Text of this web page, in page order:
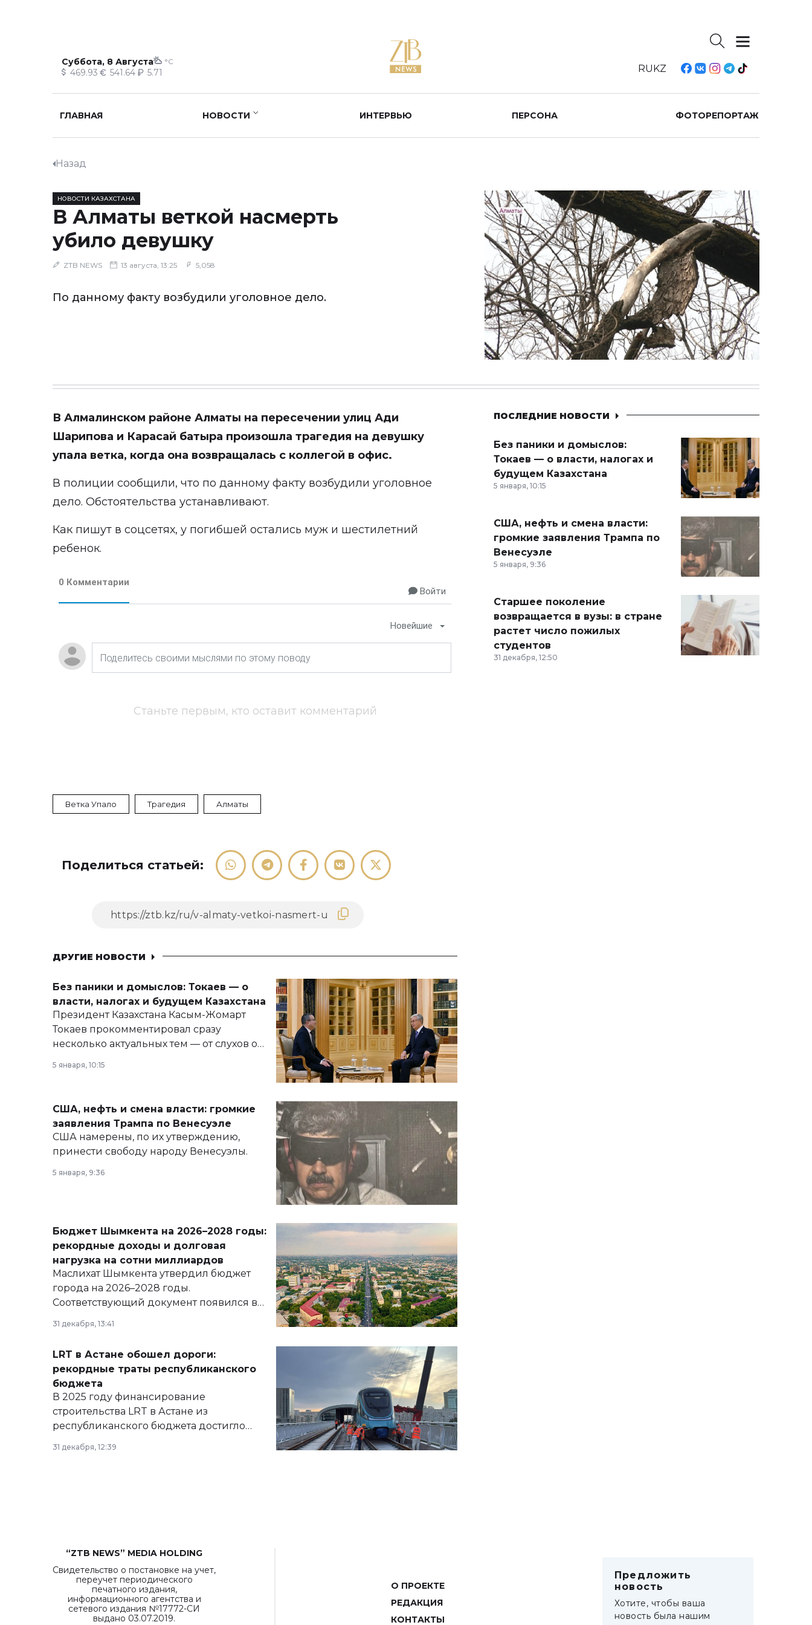
Суббота, 8 Августа °C
469.93 541.64 5.71 RUKZ
ГЛАВНАЯ НОВОСТИ ИНТЕРВЬЮ ПЕРСОНА ФОТОРЕПОРТАЖ
Назад
НОВОСТИ КАЗАХСТАНА
В Алматы веткой насмерть
убило девушку
ZTB NEWS 13 августа, 13:25 5,058
По данному факту возбудили уголовное дело.
В Алмалинском районе Алматы на пересечении улиц Ади
Шарипова и Карасай батыра произошла трагедия на девушку
упала ветка, когда она возвращалась с коллегой в офис.
В полиции сообщили, что по данному факту возбудили уголовное
дело. Обстоятельства устанавливают.
Как пишут в соцсетях, у погибшей остались муж и шестилетний
ребенок.
0 Комментарии
Войти
Новейшие
Станьте первым, кто оставит комментарий
Ветка Упало Трагедия Алматы
Поделиться статьей:
ДРУГИЕ НОВОСТИ
Без паники и домыслов: Токаев — о
власти, налогах и будущем Казахстана
Президент Казахстана Касым-Жомарт
Токаев прокомментировал сразу
несколько актуальных тем — от слухов о
армии, экономики и личного здоровья.
5 января, 10:15
США, нефть и смена власти: громкие
заявления Трампа по Венесуэле
США намерены, по их утверждению,
принести свободу народу Венесуэлы.
5 января, 9:36
Бюджет Шымкента на 2026–2028 годы:
рекордные доходы и долговая
нагрузка на сотни миллиардов
Маслихат Шымкента утвердил бюджет
города на 2026–2028 годы.
Соответствующий документ появился в
базе нормативных правовых актов и на
сайте маслихат города.
31 декабря, 13:41
LRT в Астане обошел дороги:
рекордные траты республиканского
бюджета
В 2025 году финансирование
строительства LRT в Астане из
республиканского бюджета достигло
рекордных объемов.
31 декабря, 12:39
ПОСЛЕДНИЕ НОВОСТИ
Без паники и домыслов:
Токаев — о власти, налогах и
будущем Казахстана
5 января, 10:15
США, нефть и смена власти:
громкие заявления Трампа по
Венесуэле
5 января, 9:36
Старшее поколение
возвращается в вузы: в стране
растет число пожилых
студентов
31 декабря, 12:50
“ZTB NEWS” MEDIA HOLDING
Свидетельство о постановке на учет,
переучет периодического
печатного издания,
информационного агентства и
сетевого издания №17772-СИ
выдано 03.07.2019.
О ПРОЕКТЕ
РЕДАКЦИЯ
КОНТАКТЫ
Предложить
новость
Хотите, чтобы ваша
новость была нашим